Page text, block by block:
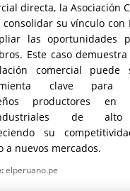
directa, la Asociación
consolidar su vínculo con
las oportunidades
Este caso
comercial puede
clave para
productores en
de
su
a nuevos mercados.
elperuano.pe